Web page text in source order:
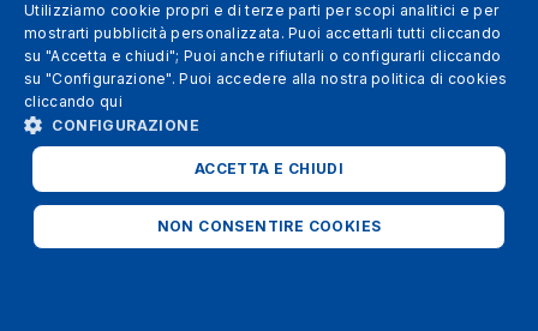
SPANISH
ITALIAN
FRENCH
Utilizziamo cookie propri e di terze parti per scopi analitici e per
mostrarti pubblicità personalizzata. Puoi accettarli tutti cliccando
su "Accetta e chiudi"; Puoi anche rifiutarli o configurarli cliccando
su "Configurazione". Puoi accedere alla nostra politica di cookies
cliccando qui
CONFIGURAZIONE
ACCETTA E CHIUDI
NON CONSENTIRE COOKIES